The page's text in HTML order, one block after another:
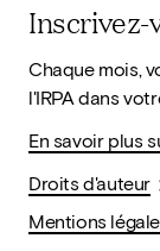
Chaque mois,
l'IRPA dans
En savoir plus
Droits d'auteur
Mentions